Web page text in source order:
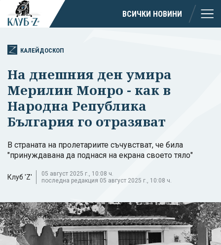
ВСИЧКИ НОВИНИ
КАЛЕЙДОСКОП
На днешния ден умира
Мерилин Монро - как в
Народна Република
България го отразяват
В страната на пролетариите съчувстват, че била
"принуждавана да поднася на екрана своето тяло"
Клуб 'Z'
05 август 2025 г., 10:08 ч.
последна редакция 05 август 2025 г., 10:08 ч.